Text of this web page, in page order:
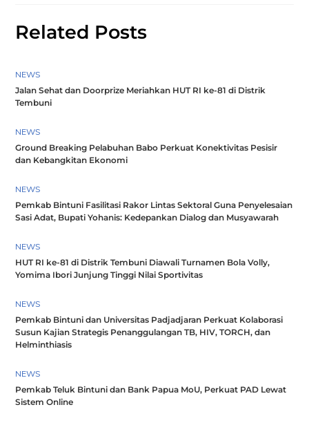
Related Posts
NEWS
Jalan Sehat dan Doorprize Meriahkan HUT RI ke-81 di Distrik
Tembuni
NEWS
Ground Breaking Pelabuhan Babo Perkuat Konektivitas Pesisir
dan Kebangkitan Ekonomi
NEWS
Pemkab Bintuni Fasilitasi Rakor Lintas Sektoral Guna Penyelesaian
Sasi Adat, Bupati Yohanis: Kedepankan Dialog dan Musyawarah
NEWS
HUT RI ke-81 di Distrik Tembuni Diawali Turnamen Bola Volly,
Yomima Ibori Junjung Tinggi Nilai Sportivitas
NEWS
Pemkab Bintuni dan Universitas Padjadjaran Perkuat Kolaborasi
Susun Kajian Strategis Penanggulangan TB, HIV, TORCH, dan
Helminthiasis
NEWS
Pemkab Teluk Bintuni dan Bank Papua MoU, Perkuat PAD Lewat
Sistem Online